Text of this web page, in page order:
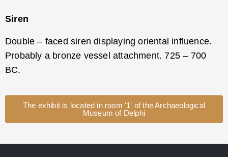
Siren
Double – faced siren displaying oriental influence.
Probably a bronze vessel attachment. 725 – 700
BC.
The exhibit is located in room '1' of the Archaeological
Museum of Delphi